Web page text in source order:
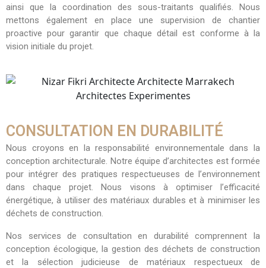
ainsi que la coordination des sous-traitants qualifiés. Nous
mettons également en place une supervision de chantier
proactive pour garantir que chaque détail est conforme à la
vision initiale du projet.
CONSULTATION EN DURABILITÉ
Nous croyons en la responsabilité environnementale dans la
conception architecturale. Notre équipe d’architectes est formée
pour intégrer des pratiques respectueuses de l’environnement
dans chaque projet. Nous visons à optimiser l’efficacité
énergétique, à utiliser des matériaux durables et à minimiser les
déchets de construction.
Nos services de consultation en durabilité comprennent la
conception écologique, la gestion des déchets de construction
et la sélection judicieuse de matériaux respectueux de